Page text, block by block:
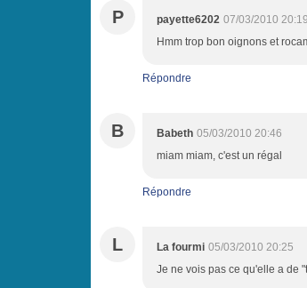
P payette6202 07/03/2010 20:19
Hmm trop bon oignons et
Répondre
B Babeth 05/03/2010 20:46
miam miam, c'est un régal
Répondre
L La fourmi 05/03/2010 20:25
Je ne vois pas ce qu'elle a de